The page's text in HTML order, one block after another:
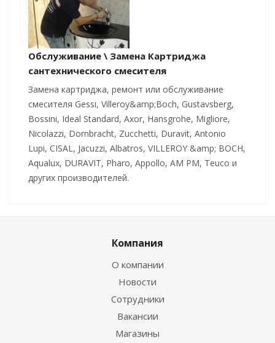
Обслуживание \ Замена Картриджа
сантехнического смесителя
Замена картриджа, ремонт или обслуживание
смесителя Gessi, Villeroy&amp;Boch, Gustavsberg,
Bossini, Ideal Standard, Axor, Hansgrohe, Migliore,
Nicolazzi, Dornbracht, Zucchetti, Duravit, Antonio
Lupi, CISAL, Jacuzzi, Albatros, VILLEROY &amp; BOCH,
Aqualux, DURAVIT, Pharo, Appollo, AM PM, Teuco и
других производителей.
Компания
О компании
Новости
Сотрудники
Вакансии
Магазины